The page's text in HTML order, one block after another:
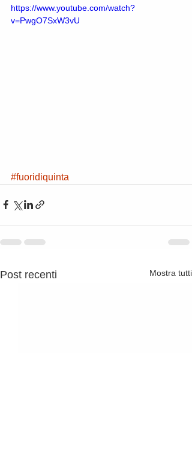
https://www.youtube.com/watch?
v=PwgO7SxW3vU
#fuoridiquinta
Post recenti Mostra tutti